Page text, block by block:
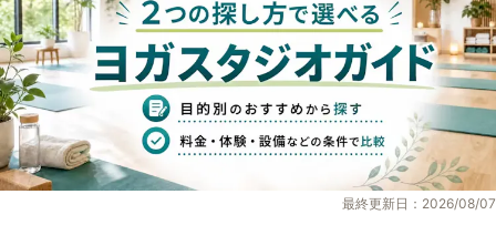
最終更新日：2026/08/07